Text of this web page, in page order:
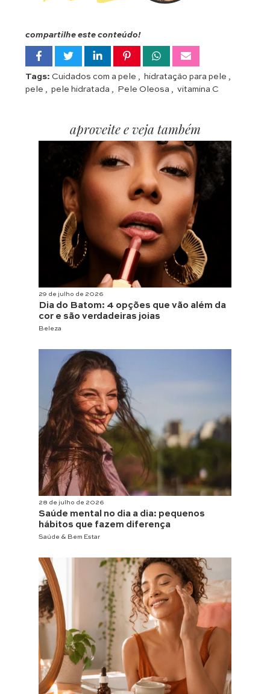
compartilhe este conteúdo!
Tags: Cuidados com a pele hidratação para pele
pele
pele hidratada Pele Oleosa vitamina C
aproveite e veja também
29 de julho de 2026
Dia do Batom: 4 opções que vão além da
cor e são verdadeiras joias
Beleza
28 de julho de 2026
Saúde mental no dia a dia: pequenos
hábitos que fazem diferença
Saúde & Bem Estar